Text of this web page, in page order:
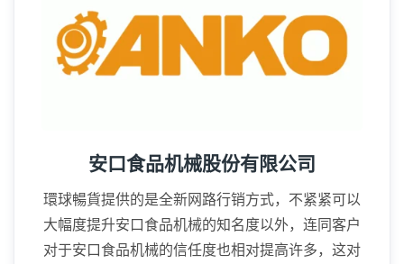
安口食品机械股份有限公司
環球暢貨提供的是全新网路行销方式，不紧紧可以
大幅度提升安口食品机械的知名度以外，连同客户
对于安口食品机械的信任度也相对提高许多，这对